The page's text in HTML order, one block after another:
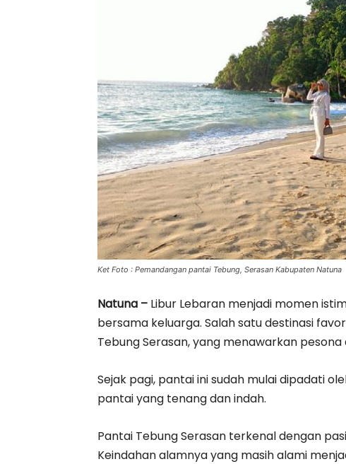
Ket Foto : Pemandangan pantai Tebung, Serasan Kabupaten Natuna
Natuna – Libur Lebaran menjadi momen
bersama keluarga. Salah satu destinasi
Tebung Serasan, yang menawarkan
Sejak pagi, pantai ini sudah mulai dipadati
pantai yang tenang dan indah.
Pantai Tebung Serasan terkenal dengan
Keindahan alamnya yang masih alami